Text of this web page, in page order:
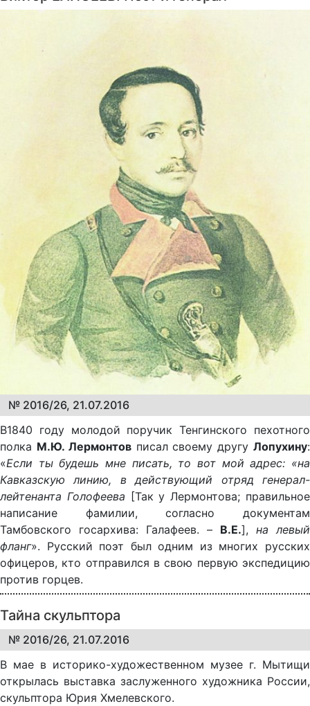
№ 2016/26, 21.07.2016
В1840 году молодой поручик Тенгинского пехотного
полка М.Ю. Лермонтовписал своему другуЛопухину:
«Если ты будешь мне писать, то вот мой адрес: «на
Кавказскую линию, в действующий отряд генерал-
лейтенанта Голофеева [Так у Лермонтова; правильное
написание фамилии, согласно документам
Тамбовского госархива: Галафеев. – В.Е.], на левый
фланг». Русский поэт был одним из многих русских
офицеров, кто отправился в свою первую экспедицию
против горцев.
Тайна скульптора
№ 2016/26, 21.07.2016
В мае в историко-художественном музее г. Мытищи
открылась выставка заслуженного художника России,
скульптора Юрия Хмелевского.